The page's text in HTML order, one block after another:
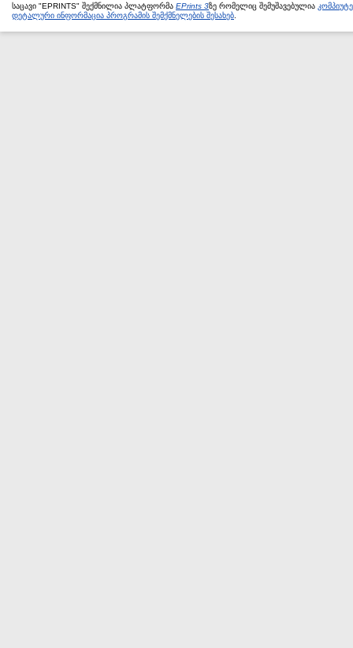
საცავი "EPRINTS" შექმნილია პლატფორმა EPrints 3ზე რომელიც შემუშავებულია
დეტალური ინფორმაცია პროგრამის შემქმნელების შესახებ